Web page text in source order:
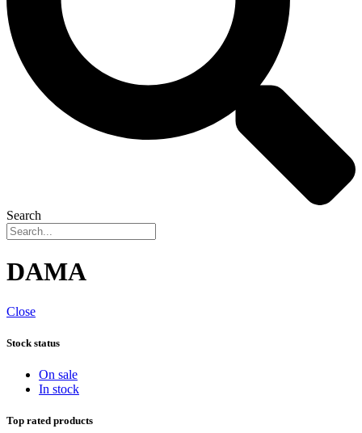
Search
DAMA
Close
Stock status
On sale
In stock
Top rated products